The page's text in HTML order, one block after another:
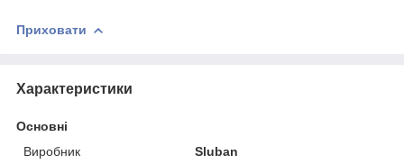
Приховати
Характеристики
Основні
Виробник
Sluban